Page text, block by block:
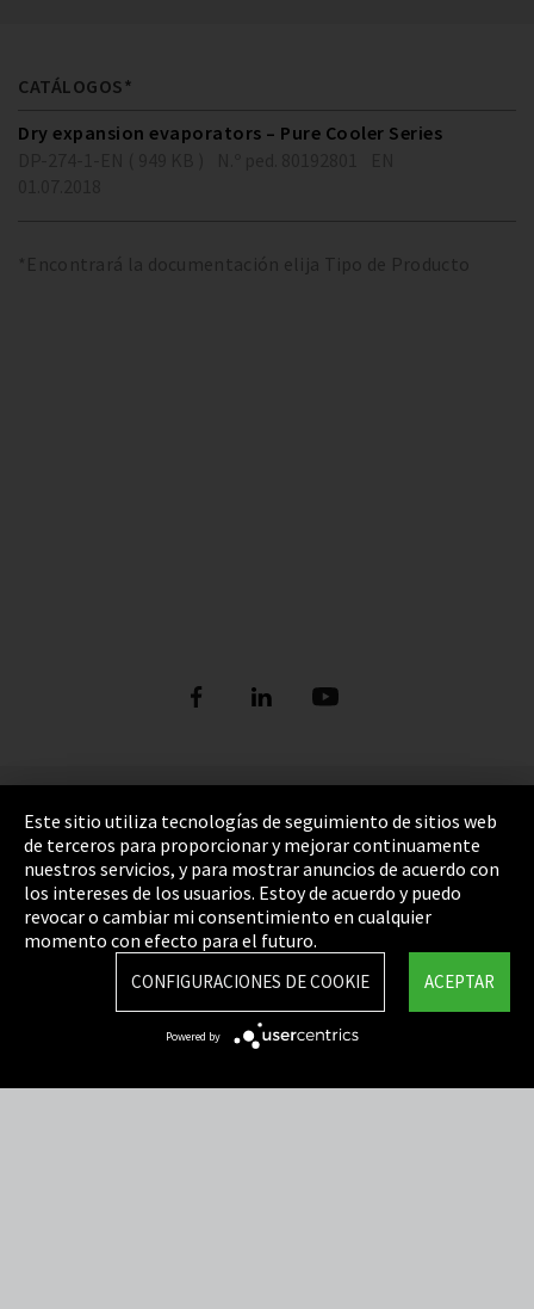
CATÁLOGOS*
Dry expansion evaporators – Pure Cooler Series
*Encontrará la documentación elija Tipo de Producto
Pie de imprenta
Política de privacidad
Cookie Settings
Términos y Condiciones
Mapa del sitio
Integrity Line
Este sitio utiliza tecnologías de seguimiento de sitios web
de terceros para proporcionar y mejorar continuamente
nuestros servicios, y para mostrar anuncios de acuerdo con
los intereses de los usuarios. Estoy de acuerdo y puedo
revocar o cambiar mi consentimiento en cualquier
momento con efecto para el futuro.
ACEPTAR
CONFIGURACIONES DE COOKIE
Powered by